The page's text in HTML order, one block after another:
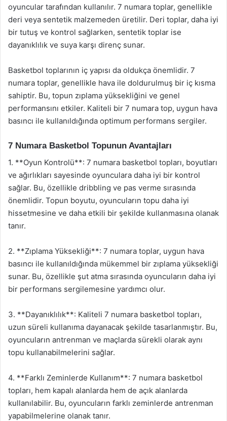
oyuncular tarafından kullanılır. 7 numara toplar, genellikle
deri veya sentetik malzemeden üretilir. Deri toplar, daha iyi
bir tutuş ve kontrol sağlarken, sentetik toplar ise
dayanıklılık ve suya karşı direnç sunar.
Basketbol toplarının iç yapısı da oldukça önemlidir. 7
numara toplar, genellikle hava ile doldurulmuş bir iç kısma
sahiptir. Bu, topun zıplama yüksekliğini ve genel
performansını etkiler. Kaliteli bir 7 numara top, uygun hava
basıncı ile kullanıldığında optimum performans sergiler.
7 Numara Basketbol Topunun Avantajları
1. **Oyun Kontrolü**: 7 numara basketbol topları, boyutları
ve ağırlıkları sayesinde oyunculara daha iyi bir kontrol
sağlar. Bu, özellikle dribbling ve pas verme sırasında
önemlidir. Topun boyutu, oyuncuların topu daha iyi
hissetmesine ve daha etkili bir şekilde kullanmasına olanak
tanır.
2. **Zıplama Yüksekliği**: 7 numara toplar, uygun hava
basıncı ile kullanıldığında mükemmel bir zıplama yüksekliği
sunar. Bu, özellikle şut atma sırasında oyuncuların daha iyi
bir performans sergilemesine yardımcı olur.
3. **Dayanıklılık**: Kaliteli 7 numara basketbol topları,
uzun süreli kullanıma dayanacak şekilde tasarlanmıştır. Bu,
oyuncuların antrenman ve maçlarda sürekli olarak aynı
topu kullanabilmelerini sağlar.
4. **Farklı Zeminlerde Kullanım**: 7 numara basketbol
topları, hem kapalı alanlarda hem de açık alanlarda
kullanılabilir. Bu, oyuncuların farklı zeminlerde antrenman
yapabilmelerine olanak tanır.